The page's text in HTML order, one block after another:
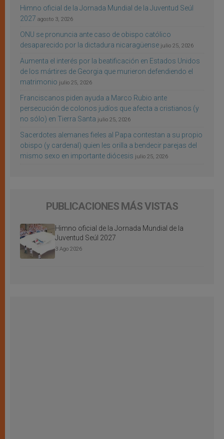
Himno oficial de la Jornada Mundial de la Juventud Seúl
2027 agosto 3, 2026
ONU se pronuncia ante caso de obispo católico
desaparecido por la dictadura nicaragüense julio 25, 2026
Aumenta el interés por la beatificación en Estados Unidos
de los mártires de Georgia que murieron defendiendo el
matrimonio julio 25, 2026
Franciscanos piden ayuda a Marco Rubio ante
persecución de colonos judíos que afecta a cristianos (y
no sólo) en Tierra Santa julio 25, 2026
Sacerdotes alemanes fieles al Papa contestan a su propio
obispo (y cardenal) quien les orilla a bendecir parejas del
mismo sexo en importante diócesis julio 25, 2026
PUBLICACIONES MÁS VISTAS
Himno oficial de la Jornada Mundial de la
Juventud Seúl 2027
3 Ago 2026